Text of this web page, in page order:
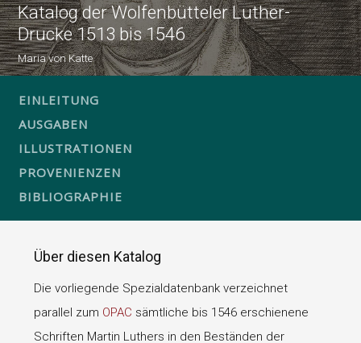
Katalog der Wolfenbütteler Luther-
Drucke 1513 bis 1546
Maria von Katte
EINLEITUNG
AUSGABEN
ILLUSTRATIONEN
PROVENIENZEN
BIBLIOGRAPHIE
Über diesen Katalog
Die vorliegende Spezialdatenbank verzeichnet
parallel zum OPAC sämtliche bis 1546 erschienene
Schriften Martin Luthers in den Beständen der